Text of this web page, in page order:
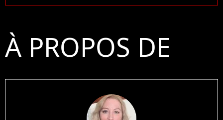
À PROPOS DE